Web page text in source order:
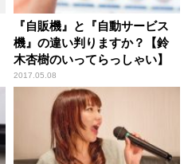
『自販機』と『自動サービス
機』の違い判りますか？【鈴
木杏樹のいってらっしゃい】
2017.05.08